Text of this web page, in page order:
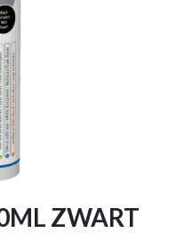
ZWART